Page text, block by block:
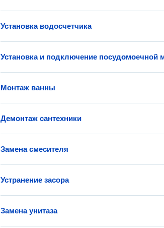
Установка водосчетчика
Установка и подключение посудомоечной
Монтаж ванны
Демонтаж сантехники
Замена смесителя
Устранение засора
Замена унитаза